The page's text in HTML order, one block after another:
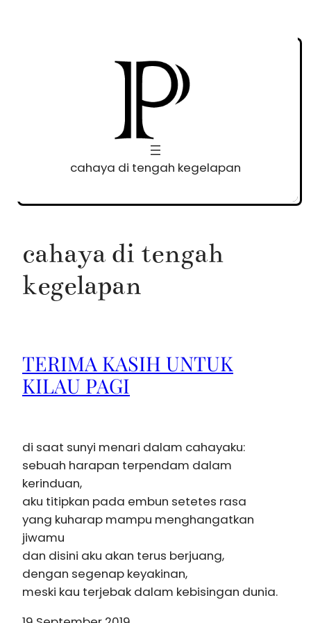
cahaya di tengah kegelapan
cahaya di tengah
kegelapan
TERIMA KASIH UNTUK
KILAU PAGI
di saat sunyi menari dalam cahayaku:
sebuah harapan terpendam dalam
kerinduan,
aku titipkan pada embun setetes rasa
yang kuharap mampu menghangatkan
jiwamu
dan disini aku akan terus berjuang,
dengan segenap keyakinan,
meski kau terjebak dalam kebisingan dunia.